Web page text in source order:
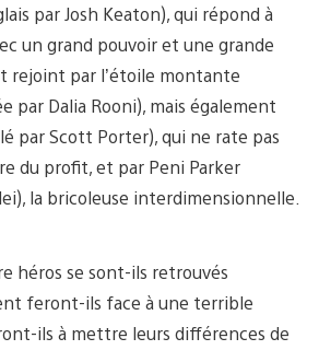
par Josh Keaton), qui répond à
un grand pouvoir et une grande
rejoint par l’étoile montante
par Dalia Rooni), mais également
par Scott Porter), qui ne rate pas
du profit, et par Peni Parker
la bricoleuse interdimensionnelle.
héros se sont-ils retrouvés
feront-ils face à une terrible
ils à mettre leurs différences de